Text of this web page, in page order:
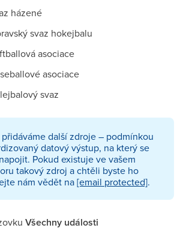
házené
svaz hokejbalu
asociace
asociace
svaz
další zdroje – podmínkou
datový výstup, na který se
Pokud existuje ve vašem
takový zdroj a chtěli byste ho
nám vědět na[email protected].
Všechny události